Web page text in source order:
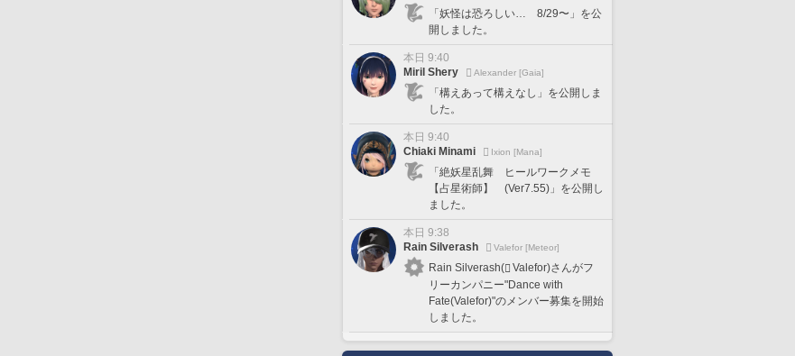
「妖怪は恐ろしい… 8/29〜」を公
開しました。
本日 9:40
Miril Shery
Alexander [Gaia]
「構えあって構えなし」を公開しま
した。
本日 9:40
Chiaki Minami
Ixion [Mana]
「絶妖星乱舞 ヒールワークメモ
【占星術師】 (Ver7.55)」を公開し
ました。
本日 9:38
Rain Silverash
Valefor [Meteor]
Rain Silverash(
Valefor)さんがフ
リーカンパニー"Dance with
Fate(Valefor)"のメンバー募集を開始
しました。